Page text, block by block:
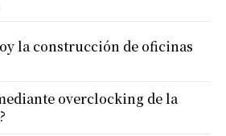
la construcción de oficinas
overclocking de la